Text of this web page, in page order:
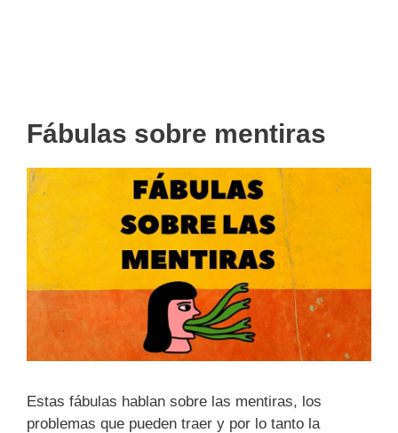
Fábulas sobre mentiras
Estas fábulas hablan sobre las mentiras, los
problemas que pueden traer y por lo tanto la